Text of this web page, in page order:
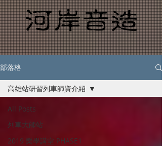
部落格
All Posts
列車大師站
2019 樂學講堂 PHASE1
高雄站研習列車師資介紹